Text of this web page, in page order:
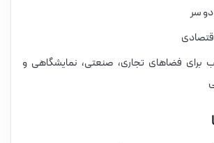
سر
برای فضاهای تجاری، صنعتی، نمایشگاهی و